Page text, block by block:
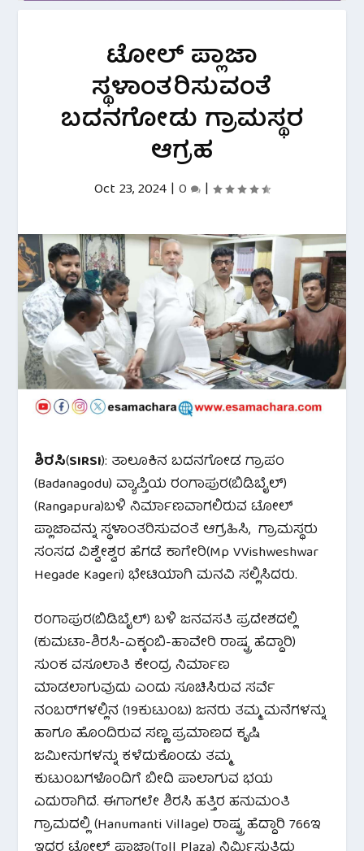
ಟೋಲ್ ಪ್ಲಾಜಾ
ಸ್ಥಳಾಂತರಿಸುವಂತೆ
ಬದನಗೋಡು ಗ್ರಾಮಸ್ಥರ
ಆಗ್ರಹ
Oct 23, 2024 | 0 |
ಶಿರಸಿ(SIRSI): ತಾಲೂಕಿನ ಬದನಗೋಡ ಗ್ರಾಪಂ
(Badanagodu) ವ್ಯಾಪ್ತಿಯ ರಂಗಾಪುರ(ಬಿಡಿಬೈಲ್)
(Rangapura)ಬಳಿ ನಿರ್ಮಾಣವಾಗಲಿರುವ ಟೋಲ್
ಪ್ಲಾಜಾವನ್ನು ಸ್ಥಳಾಂತರಿಸುವಂತೆ ಆಗ್ರಹಿಸಿ, ಗ್ರಾಮಸ್ಥರು
ಸಂಸದ ವಿಶ್ವೇಶ್ವರ ಹೆಗಡೆ ಕಾಗೇರಿ(Mp VVishweshwar
Hegade Kageri) ಭೇಟಿಯಾಗಿ ಮನವಿ ಸಲ್ಲಿಸಿದರು.
ರಂಗಾಪುರ(ಬಿಡಿಬೈಲ್) ಬಳಿ ಜನವಸತಿ ಪ್ರದೇಶದಲ್ಲಿ
(ಕುಮಟಾ-ಶಿರಸಿ-ಎಕ್ಕಂಬಿ-ಹಾವೇರಿ ರಾಷ್ಟ್ರ ಹೆದ್ದಾರಿ)
ಸುಂಕ ವಸೂಲಾತಿ ಕೇಂದ್ರ ನಿರ್ಮಾಣ
ಮಾಡಲಾಗುವುದು ಎಂದು ಸೂಚಿಸಿರುವ ಸರ್ವೆ
ನಂಬರ್‌ಗಳಲ್ಲಿನ (19ಕುಟುಂಬ) ಜನರು ತಮ್ಮ ಮನೆಗಳನ್ನು
ಹಾಗೂ ಹೊಂದಿರುವ ಸಣ್ಣ ಪ್ರಮಾಣದ ಕೃಷಿ
ಜಮೀನುಗಳನ್ನು ಕಳೆದುಕೊಂಡು ತಮ್ಮ
ಕುಟುಂಬಗಳೊಂದಿಗೆ ಬೀದಿ ಪಾಲಾಗುವ ಭಯ
ಎದುರಾಗಿದೆ. ಈಗಾಗಲೇ ಶಿರಸಿ ಹತ್ತಿರ ಹನುಮಂತಿ
ಗ್ರಾಮದಲ್ಲಿ (Hanumanti Village) ರಾಷ್ಟ್ರ ಹೆದ್ದಾರಿ 766ಇ